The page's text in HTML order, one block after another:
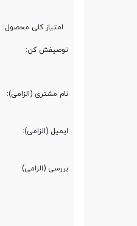
فرکانس پردازنده در
امتیاز کلی محصول:
توصیفش کن:
نام مشتری (الزامی):
ایمیل (الزامی):
بررسی (الزامی):